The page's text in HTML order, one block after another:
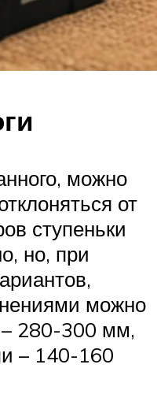
можно
от
ступеньки
но, при
можно
280-300 мм,
– 140-160